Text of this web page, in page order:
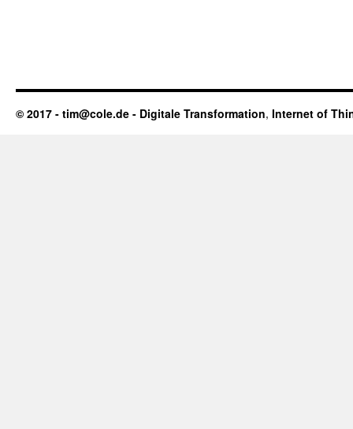
© 2017 - tim@cole.de - Digitale Transformation, Internet of